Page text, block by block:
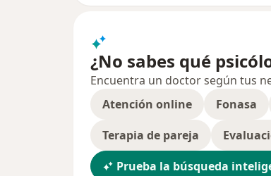
¿No sabes qué
Encuentra un doctor según tus
Atención online
Fonasa
Terapia de pareja
Prueba la búsqueda